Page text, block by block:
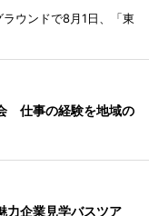
ウンドで8月1日、「東
仕事の経験を地域の
力企業見学バスツア